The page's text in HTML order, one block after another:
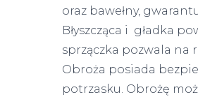
oraz bawełny,
Błyszcząca i gładka
sprzączka pozwala na
Obroża posiada
potrzasku. Obrożę